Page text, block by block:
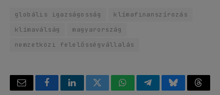
globális igazságosság
klímafinanszírozás
klímaválság
magyarország
nemzetközi felelősségvállalás
Email FacebookLinkedInTwitterWhatsAppTelegramBluesky